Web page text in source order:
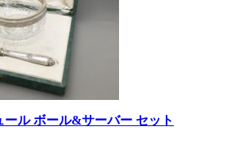
ール ボール&サーバー セット